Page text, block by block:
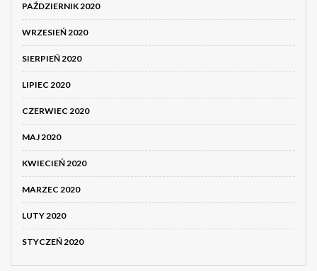
PAŹDZIERNIK 2020
WRZESIEŃ 2020
SIERPIEŃ 2020
LIPIEC 2020
CZERWIEC 2020
MAJ 2020
KWIECIEŃ 2020
MARZEC 2020
LUTY 2020
STYCZEŃ 2020